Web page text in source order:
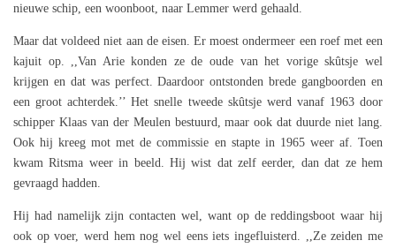
nieuwe schip, een woonboot, naar Lemmer werd gehaald.
Maar dat voldeed niet aan de eisen. Er moest ondermeer een roef met een
kajuit op. ,,Van Arie konden ze de oude van het vorige skûtsje wel
krijgen en dat was perfect. Daardoor ontstonden brede gangboorden en
een groot achterdek.’’ Het snelle tweede skûtsje werd vanaf 1963 door
schipper Klaas van der Meulen bestuurd, maar ook dat duurde niet lang.
Ook hij kreeg mot met de commissie en stapte in 1965 weer af. Toen
kwam Ritsma weer in beeld. Hij wist dat zelf eerder, dan dat ze hem
gevraagd hadden.
Hij had namelijk zijn contacten wel, want op de reddingsboot waar hij
ook op voer, werd hem nog wel eens iets ingefluisterd. ,,Ze zeiden me